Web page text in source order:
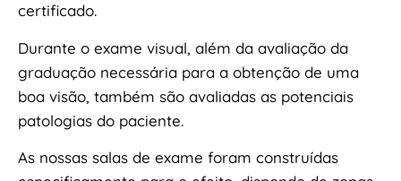
certificado.
Durante o exame visual, além da avaliação da
graduação necessária para a obtenção de uma
boa visão, também são avaliadas as potenciais
patologias do paciente.
As nossas salas de exame foram construídas